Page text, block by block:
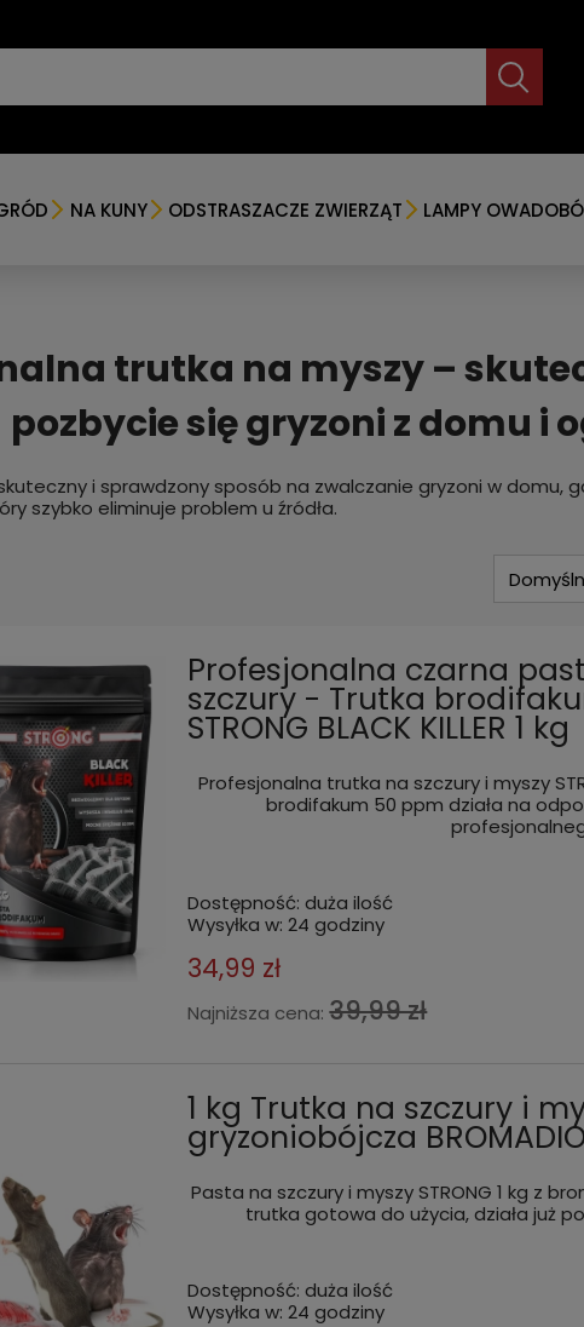
NA KUNY ODSTRASZACZE ZWIERZĄT LAMPY
trutka na myszy –
pozbycie się gryzoni z domu i
i sprawdzony sposób na zwalczanie gryzoni w domu,
szybko eliminuje problem u źródła.
Profesjonalna czarna
szczury - Trutka
STRONG BLACK KILLER 1 kg
Profesjonalna trutka na szczury i myszy
brodifakum 50 ppm działa na
Dostępność: duża ilość
Wysyłka w: 24 godziny
34,99 zł
Najniższa cena:39,99 zł
1 kg Trutka na szczury i
gryzoniobójcza
Pasta na szczury i myszy STRONG 1 kg z
trutka gotowa do użycia, działa już
Dostępność: duża ilość
Wysyłka w: 24 godziny